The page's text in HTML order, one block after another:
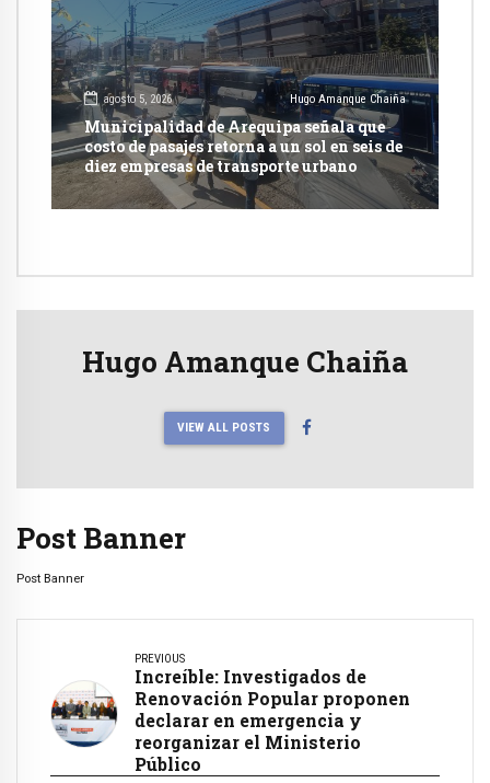
agosto 5, 2026 Hugo Amanque Chaiña
Municipalidad de Arequipa señala que
costo de pasajes retorna a un sol en seis de
diez empresas de transporte urbano
Hugo Amanque Chaiña
VIEW ALL POSTS
Post Banner
Post Banner
PREVIOUS
Increíble: Investigados de
Renovación Popular proponen
declarar en emergencia y
reorganizar el Ministerio
Público